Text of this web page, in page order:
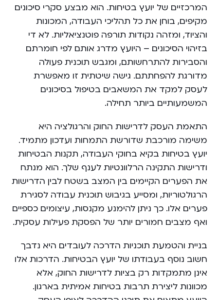
המרכזיים של יועץ בטיחות. הוא מבצע סקרי סיכונים
מקיפים, בוחן את כל תהליכי העבודה, המכונות
והציוד, ומזהה נקודות תורפה פוטנציאליות. לא די
בזיהוי הסיכונים – היועץ מדרג אותם לפי חומרתם
והסבירות להתרחשותם, ומגבש תוכנית פעולה
מדורגת להפחתתם. גישה שיטתית זו מאפשרת
לעסק למקד את המשאבים בטיפול בסיכונים
המשמעותיים ביותר תחילה.
התאמת העסק לדרישות החוק והרגולציה היא
משימה מורכבת שדורשת התמחות ועדכון מתמיד.
יועץ בטיחות בקיא בחוקי העבודה, תקנות הבטיחות
ודרישות התקינה הרלוונטיות לענף שלך. הוא מנתח
את הפערים הקיימים בין המצב בשטח לבין הדרישות
הרגולטוריות, ומסייע בגיבוש תוכנית עבודה לסגירת
פערים אלו. כך ניתן להימנע מקנסות, עיצומים כספיים
ואף מצבים חמורים יותר של הפסקת פעילות עסקית.
בניית והטמעת תוכניות הדרכה לעובדים היא נדבך
חשוב נוסף בעבודתו של יועץ הבטיחות. הדרכות אלו
אינן מתמקדות רק בציות לדרישות החוק, אלא
מכוונות ליצירת תרבות בטיחות אמיתית בארגון.